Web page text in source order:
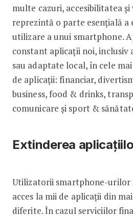
multe cazuri, accesibilitatea
reprezintă o parte esențială a
utilizare a unui smartphone.
constant aplicații noi, inclusiv
sau adaptate local, în cele
de aplicații: financiar,
business, food & drinks,
comunicare și sport &
Extinderea
Utilizatorii smartphone-urilor
acces la mii de aplicații din
diferite. În cazul serviciilor